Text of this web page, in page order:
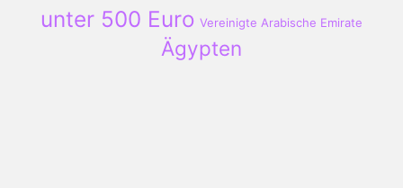
unter 500 Euro Vereinigte Arabische Emirate
Ägypten